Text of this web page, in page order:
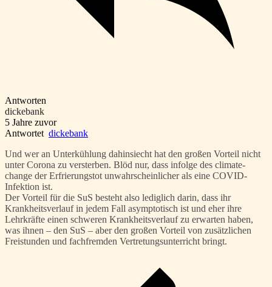
Antworten
dickebank
5 Jahre zuvor
Antwortet dickebank
Und wer an Unterkühlung dahinsiecht hat den großen Vorteil nicht
unter Corona zu versterben. Blöd nur, dass infolge des climate-
change der Erfrierungstot unwahrscheinlicher als eine COVID-
Infektion ist.
Der Vorteil für die SuS besteht also lediglich darin, dass ihr
Krankheitsverlauf in jedem Fall asymptotisch ist und eher ihre
Lehrkräfte einen schweren Krankheitsverlauf zu erwarten haben,
was ihnen – den SuS – aber den großen Vorteil von zusätzlichen
Freistunden und fachfremden Vertretungsunterricht bringt.